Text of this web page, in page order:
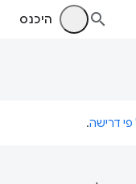
היכנס
פי דרישה.